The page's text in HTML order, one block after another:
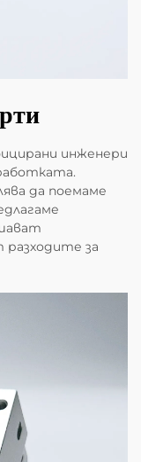
инженери
да поемаме
за